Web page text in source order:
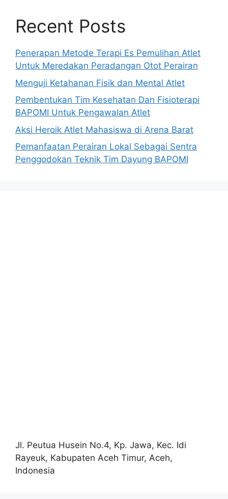
Recent Posts
Penerapan Metode Terapi Es Pemulihan Atlet
Untuk Meredakan Peradangan Otot Perairan
Menguji Ketahanan Fisik dan Mental Atlet
Pembentukan Tim Kesehatan Dan Fisioterapi
BAPOMI Untuk Pengawalan Atlet
Aksi Heroik Atlet Mahasiswa di Arena Barat
Pemanfaatan Perairan Lokal Sebagai Sentra
Penggodokan Teknik Tim Dayung BAPOMI
Jl. Peutua Husein No.4, Kp. Jawa, Kec. Idi
Rayeuk, Kabupaten Aceh Timur, Aceh,
Indonesia